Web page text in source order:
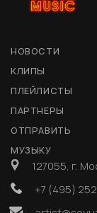
НОВОСТИ
КЛИПЫ
ПЛЕЙЛИСТЫ
ПАРТНЕРЫ
ОТПРАВИТЬ
МУЗЫКУ
127055, г.
+7 (495)